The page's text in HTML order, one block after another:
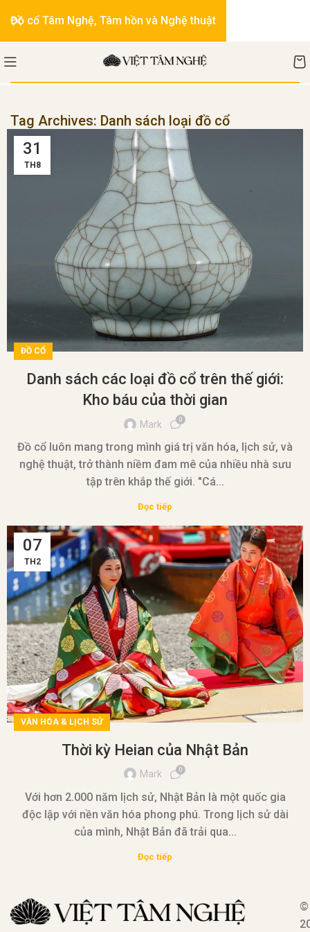
Tag Archives: Danh sách loại đồ cổ
31
TH8
ĐỒ CỔ
Danh sách các loại đồ cổ trên thế giới:
Kho báu của thời gian
Mark 0
Đồ cổ luôn mang trong mình giá trị văn hóa, lịch sử, và
nghệ thuật, trở thành niềm đam mê của nhiều nhà sưu
tập trên khắp thế giới. "Cá...
Đọc tiếp
07
TH2
VĂN HÓA & LỊCH SỬ
Thời kỳ Heian của Nhật Bản
Mark 0
Với hơn 2.000 năm lịch sử, Nhật Bản là một quốc gia
độc lập với nền văn hóa phong phú. Trong lịch sử dài
của mình, Nhật Bản đã trải qua...
Đọc tiếp
©
Đồ cổ Tâm Nghệ, Tâm hồn và Nghệ thuật